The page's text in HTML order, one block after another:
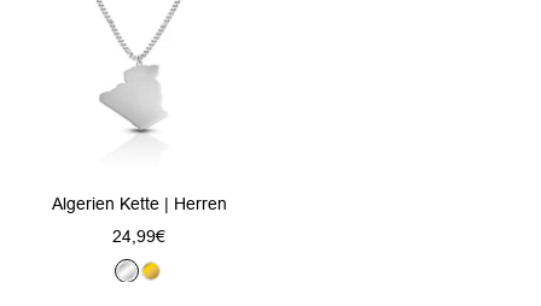
Algerien Kette | Herren
Angebotspreis
24,99€
S
G